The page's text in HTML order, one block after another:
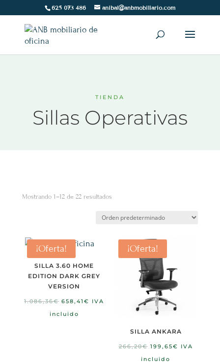
625 073 486 anibal@anbmobiliario.com
TIENDA
Sillas Operativas
Mostrando 1–12 de 22 resultados
¡Oferta!
SILLA 3.60 HOME
EDITION DARK GREY
VERSION
1.086,36€ El
precio
658,41€ El
IVA
incluido
¡Oferta!
SILLA ANKARA
266,20€ El
precio
199,65€ El
IVA
incluido